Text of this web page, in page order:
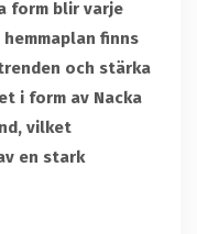
form blir varje
finns
och stärka
i form av Nacka
vilket
en stark